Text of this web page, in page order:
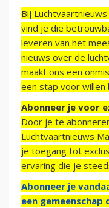
Bij
vind je die
leveren van het
nieuws over de
maakt ons een
een stap voor willen
Abonneer je voor
Door je te
Luchtvaartnieuws
je toegang tot
ervaring die je
Abonneer je
een